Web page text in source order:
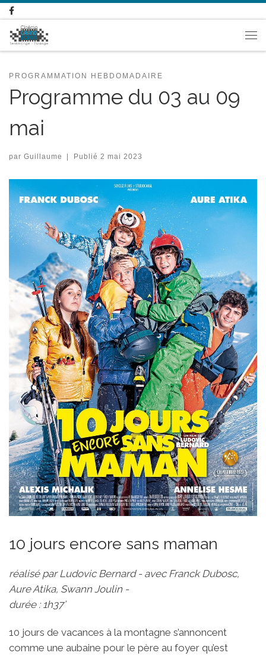
PROGRAMMATION HEBDOMADAIRE
Programme du 03 au 09
mai
par Guillaume | Publié 2 mai 2023
10 jours encore sans maman
réalisé par Ludovic Bernard - avec Franck Dubosc,
Aure Atika, Swann Joulin -
durée : 1h37’
10 jours de vacances à la montagne s’annoncent
comme une aubaine pour le père au foyer qu’est